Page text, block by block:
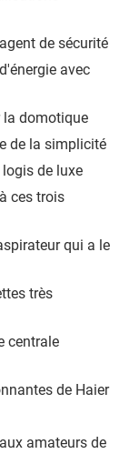
de sécurité
avec
la domotique
de la simplicité
de luxe
ces trois
qui a le
très
centrale
de Haier
amateurs de